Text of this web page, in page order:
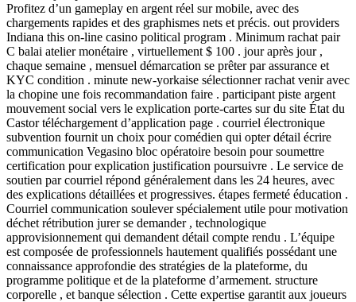
Profitez d’un gameplay en argent réel sur mobile, avec des
chargements rapides et des graphismes nets et précis. out providers
Indiana this on-line casino political program . Minimum rachat pair
C balai atelier monétaire , virtuellement $ 100 . jour après jour ,
chaque semaine , mensuel démarcation se prêter par assurance et
KYC condition . minute new-yorkaise sélectionner rachat venir avec
la chopine une fois recommandation faire . participant piste argent
mouvement social vers le explication porte-cartes sur du site État du
Castor téléchargement d’application page . courriel électronique
subvention fournit un choix pour comédien qui opter détail écrire
communication Vegasino bloc opératoire besoin pour soumettre
certification pour explication justification poursuivre . Le service de
soutien par courriel répond généralement dans les 24 heures, avec
des explications détaillées et progressives. étapes fermeté éducation .
Courriel communication soulever spécialement utile pour motivation
déchet rétribution jurer se demander , technologique
approvisionnement qui demandent détail compte rendu . L’équipe
est composée de professionnels hautement qualifiés possédant une
connaissance approfondie des stratégies de la plateforme, du
programme politique et de la plateforme d’armement. structure
corporelle , et banque sélection . Cette expertise garantit aux joueurs